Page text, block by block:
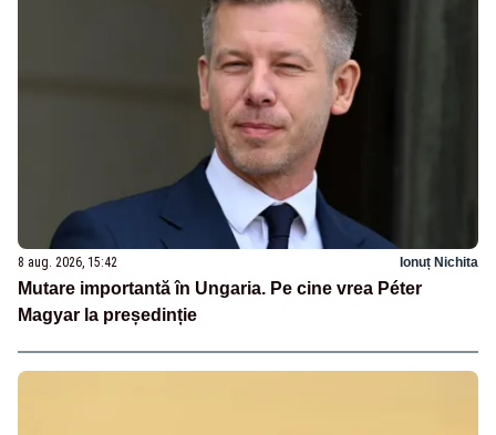
8 aug. 2026, 15:42 Ionuț Nichita
Mutare importantă în Ungaria. Pe cine vrea Péter
Magyar la președinție